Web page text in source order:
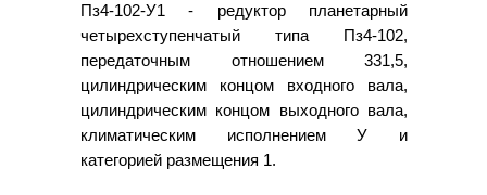
Пз4-102-У1 - редуктор планетарный
четырехступенчатый типа Пз4-102,
передаточным отношением 331,5,
цилиндрическим концом входного вала,
цилиндрическим концом выходного вала,
климатическим исполнением У и
категорией размещения 1.